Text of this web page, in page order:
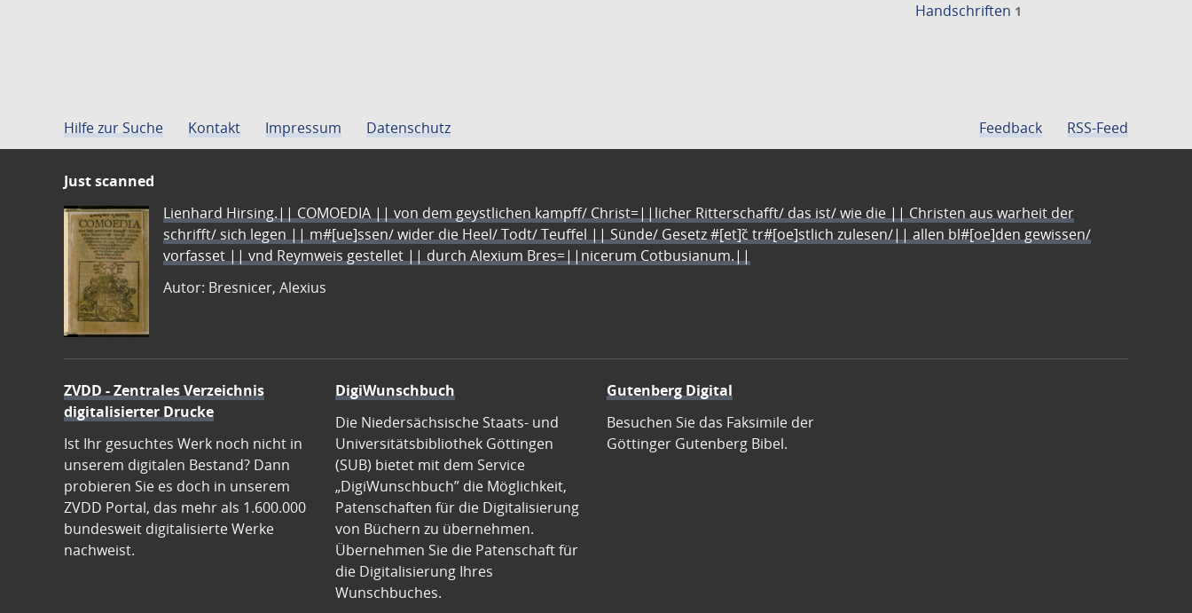
Handschriften 1
Hilfe zur Suche Kontakt Impressum Datenschutz Feedback RSS-Feed
Just scanned
Lienhard Hirsing.|| COMOEDIA || von dem geystlichen kampff/ Christ=||licher Ritterschafft/ das ist/ wie die || Christen aus warheit der
schrifft/ sich legen || m#[ue]ssen/ wider die Heel/ Todt/ Teuffel || Sünde/ Gesetz #[et]c̃ tr#[oe]stlich zulesen/|| allen bl#[oe]den gewissen/
vorfasset || vnd Reymweis gestellet || durch Alexium Bres=||nicerum Cotbusianum.||
Autor: Bresnicer, Alexius
ZVDD - Zentrales Verzeichnis
digitalisierter Drucke
Ist Ihr gesuchtes Werk noch nicht in
unserem digitalen Bestand? Dann
probieren Sie es doch in unserem
ZVDD Portal, das mehr als 1.600.000
bundesweit digitalisierte Werke
nachweist.
DigiWunschbuch
Die Niedersächsische Staats- und
Universitätsbibliothek Göttingen
(SUB) bietet mit dem Service
„DigiWunschbuch” die Möglichkeit,
Patenschaften für die Digitalisierung
von Büchern zu übernehmen.
Übernehmen Sie die Patenschaft für
die Digitalisierung Ihres
Wunschbuches.
Gutenberg Digital
Besuchen Sie das Faksimile der
Göttinger Gutenberg Bibel.